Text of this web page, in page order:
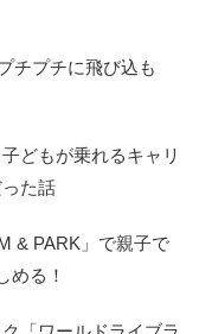
チプチに飛び込も
どもが乗れるキャリ
た話
& PARK」で親子で
める！